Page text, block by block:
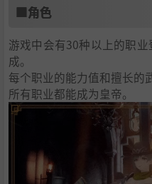
■角色
游戏中会有30种以上的职
成。
每个职业的能力值和擅长的
所有职业都能成为皇帝。